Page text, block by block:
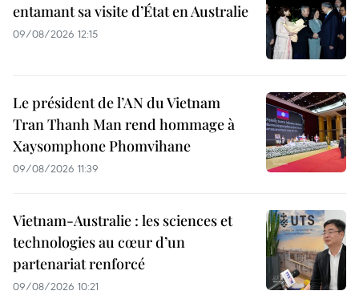
entamant sa visite d’État en Australie
09/08/2026 12:15
Le président de l’AN du Vietnam
Tran Thanh Man rend hommage à
Xaysomphone Phomvihane
09/08/2026 11:39
Vietnam-Australie : les sciences et
technologies au cœur d’un
partenariat renforcé
09/08/2026 10:21